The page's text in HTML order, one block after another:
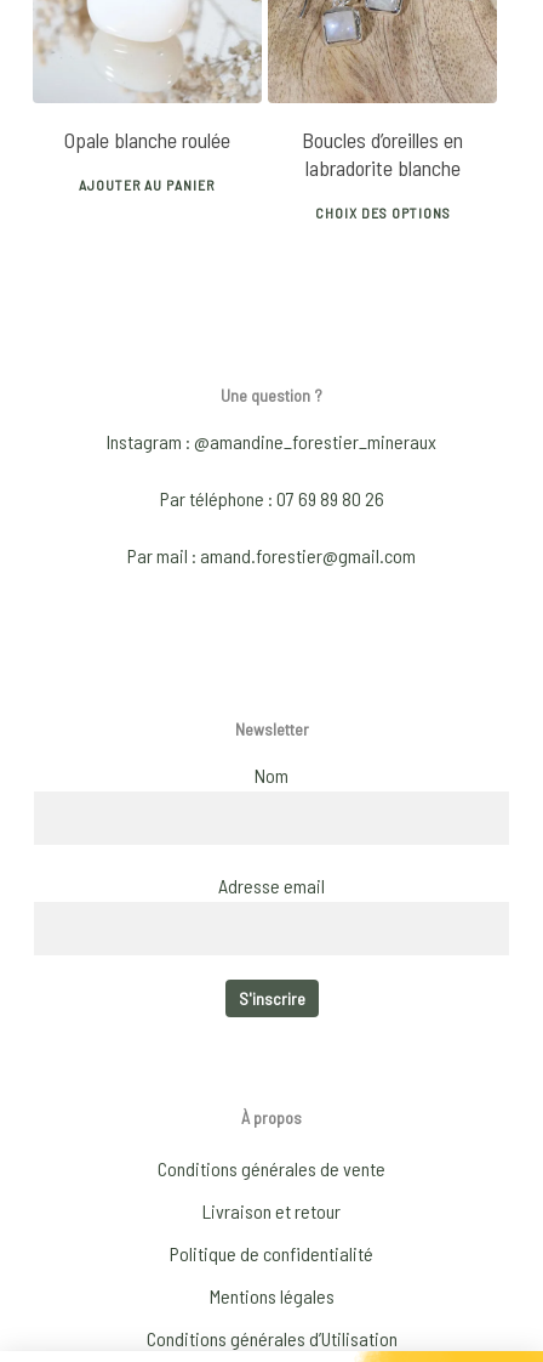
Opale blanche roulée
AJOUTER AU PANIER
Boucles d’oreilles en
labradorite blanche
CHOIX DES OPTIONS
Une question ?
Instagram : @amandine_forestier_mineraux
Par téléphone : 07 69 89 80 26
Par mail : amand.forestier@gmail.com
Newsletter
Nom
Adresse email
À propos
Conditions générales de vente
Livraison et retour
Politique de confidentialité
Mentions légales
Conditions générales d’Utilisation